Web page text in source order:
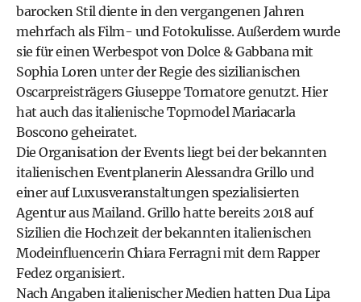
barocken Stil diente in den vergangenen Jahren
mehrfach als Film- und Fotokulisse. Außerdem wurde
sie für einen Werbespot von Dolce & Gabbana mit
Sophia Loren unter der Regie des sizilianischen
Oscarpreisträgers Giuseppe Tornatore genutzt. Hier
hat auch das italienische Topmodel Mariacarla
Boscono geheiratet.
Die Organisation der Events liegt bei der bekannten
italienischen Eventplanerin Alessandra Grillo und
einer auf Luxusveranstaltungen spezialisierten
Agentur aus Mailand. Grillo hatte bereits 2018 auf
Sizilien die Hochzeit der bekannten italienischen
Modeinfluencerin Chiara Ferragni mit dem Rapper
Fedez organisiert.
Nach Angaben italienischer Medien hatten Dua Lipa